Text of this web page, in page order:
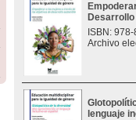
ISBN:
Archivo
lenguaje